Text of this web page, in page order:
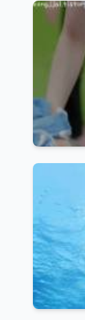
이
노
출
고
딩
소
시
대
매
유